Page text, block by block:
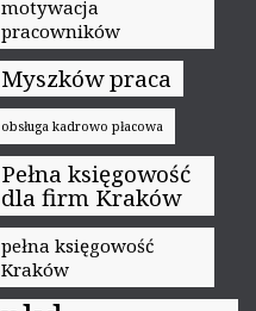
motywacja
pracowników
Myszków praca
obsługa kadrowo płacowa
Pełna księgowość
dla firm Kraków
pełna księgowość
Kraków